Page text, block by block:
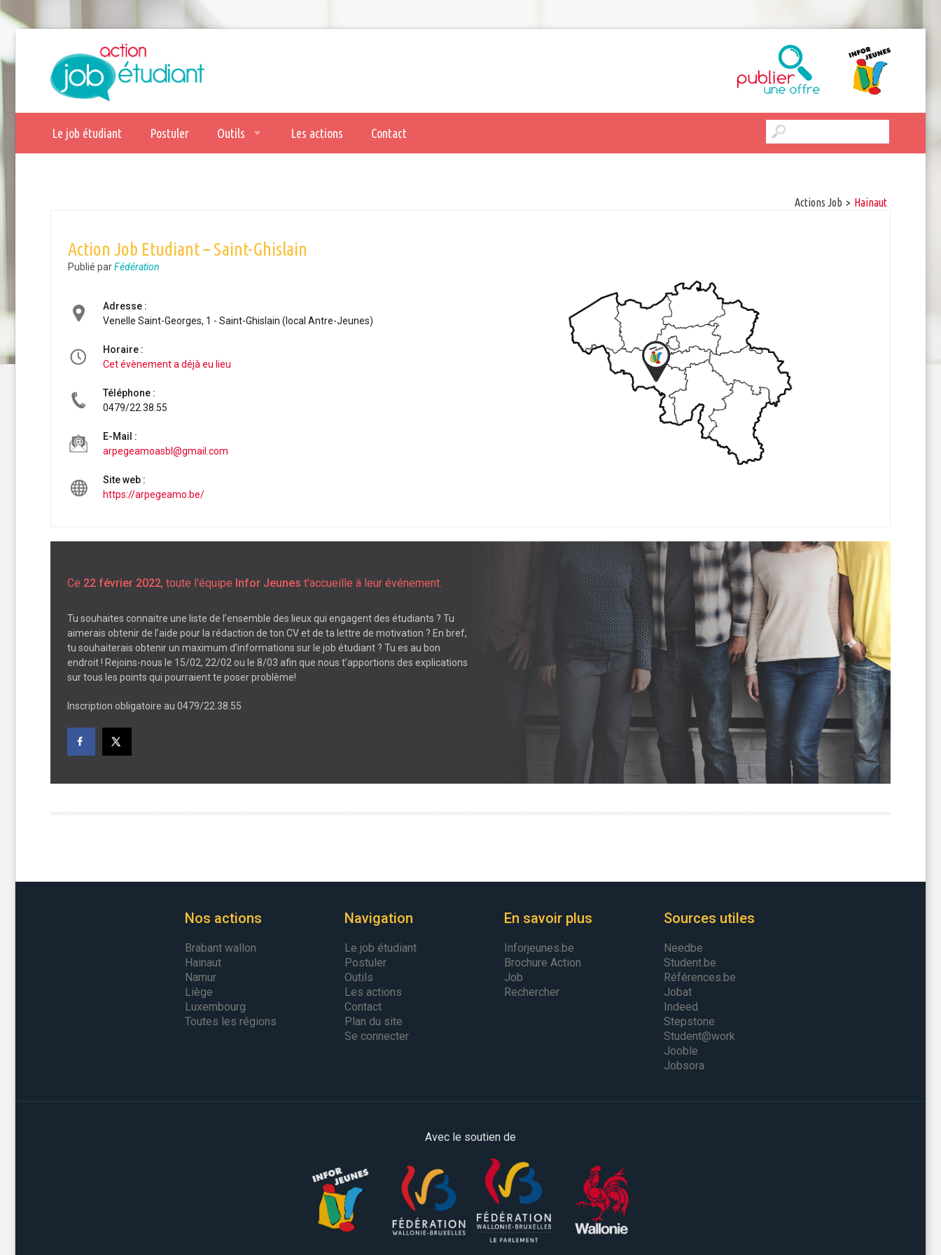
Le job étudiant Postuler Outils Les actions Contact
Actions Job > hainaut
Action Job Etudiant – Saint-Ghislain
Publié par Fédération
Adresse :
Venelle Saint-Georges, 1 - Saint-Ghislain (local Antre-Jeunes)
Horaire :
Cet évènement a déjà eu lieu
Téléphone :
0479/22.38.55
E-Mail :
arpegeamoasbl@gmail.com
Site web :
https://arpegeamo.be/
Ce 22 février 2022, toute l'équipe Infor Jeunes t'accueille à leur événement.
Tu souhaites connaitre une liste de l’ensemble des lieux qui engagent des étudiants ? Tu
aimerais obtenir de l’aide pour la rédaction de ton CV et de ta lettre de motivation ? En bref,
tu souhaiterais obtenir un maximum d’informations sur le job étudiant ? Tu es au bon
endroit ! Rejoins-nous le 15/02, 22/02 ou le 8/03 afin que nous t’apportions des explications
sur tous les points qui pourraient te poser problème!
Inscription obligatoire au 0479/22.38.55
Nos actions
Brabant wallon
Hainaut
Namur
Liège
Luxembourg
Toutes les régions
Navigation
Le job étudiant
Postuler
Outils
Les actions
Contact
Plan du site
Se connecter
En savoir plus
Inforjeunes.be
Brochure Action
Job
Rechercher
Sources utiles
Needbe
Student.be
Références.be
Jobat
Indeed
Stepstone
Student@work
Jooble
Jobsora
Avec le soutien de